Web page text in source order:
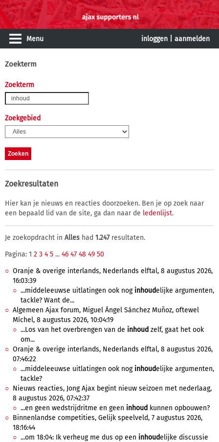
Menu inloggen aanmelden
Zoekterm
Zoekterm
Zoekgebied
Zoekresultaten
Hier kan je nieuws en reacties doorzoeken. Ben je op zoek naar
een bepaald lid van de site, ga dan naar de ledenlijst.
Je zoekopdracht in Alles had 1.247resultaten.
Pagina: 1 2 3 4 5 ... 46 47 48 49 50
Oranje & overige interlands, Nederlands elftal, 8 augustus 2026,
16:03:39
...middeleeuwse uitlatingen ook nog inhoudelijke argumenten,
tackle? Want de...
Algemeen Ajax forum, Miguel Ángel Sánchez Muñoz, oftewel
Míchel, 8 augustus 2026, 10:04:19
...Los van het overbrengen van de inhoud zelf, gaat het ook
om...
Oranje & overige interlands, Nederlands elftal, 8 augustus 2026,
07:46:22
...middeleeuwse uitlatingen ook nog inhoudelijke argumenten,
tackle?
Nieuws reacties, Jong Ajax begint nieuw seizoen met nederlaag,
8 augustus 2026, 07:42:37
...en geen wedstrijdritme en geen inhoud kunnen opbouwen?
Binnenlandse competities, Gelijk speelveld, 7 augustus 2026,
18:16:44
...om 18:04: Ik verheug me dus op een inhoudelijke discussie